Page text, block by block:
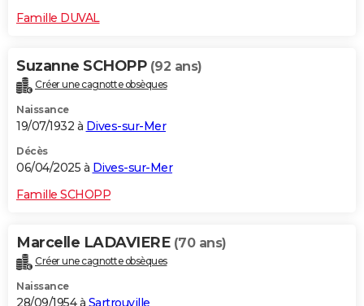
Famille DUVAL
Suzanne SCHOPP (92 ans)
Créer une cagnotte obsèques
Naissance
19/07/1932 à Dives-sur-Mer
Décès
06/04/2025 à Dives-sur-Mer
Famille SCHOPP
Marcelle LADAVIERE (70 ans)
Créer une cagnotte obsèques
Naissance
28/09/1954 à Sartrouville